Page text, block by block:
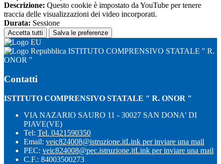
Descrizione: Questo cookie è impostato da YouTube per tenere
traccia delle visualizzazioni dei video incorporati.
Durata: Sessione
Accetta tutti Salva le preferenze
ISTITUTO COMPRENSIVO STATALE " R.
ONOR "
Contatti
ISTITUTO COMPRENSIVO STATALE " R. ONOR "
VIA NAZARIO SAURO 11 - 30027 SAN DONA' DI
PIAVE(VE)
Tel: Tel. 0421590350
Email: veic824008@istruzione.itLink per inviare una mail
PEC: veic824008@pec.istruzione.itLink per inviare una mail
C.F.: 84003500273